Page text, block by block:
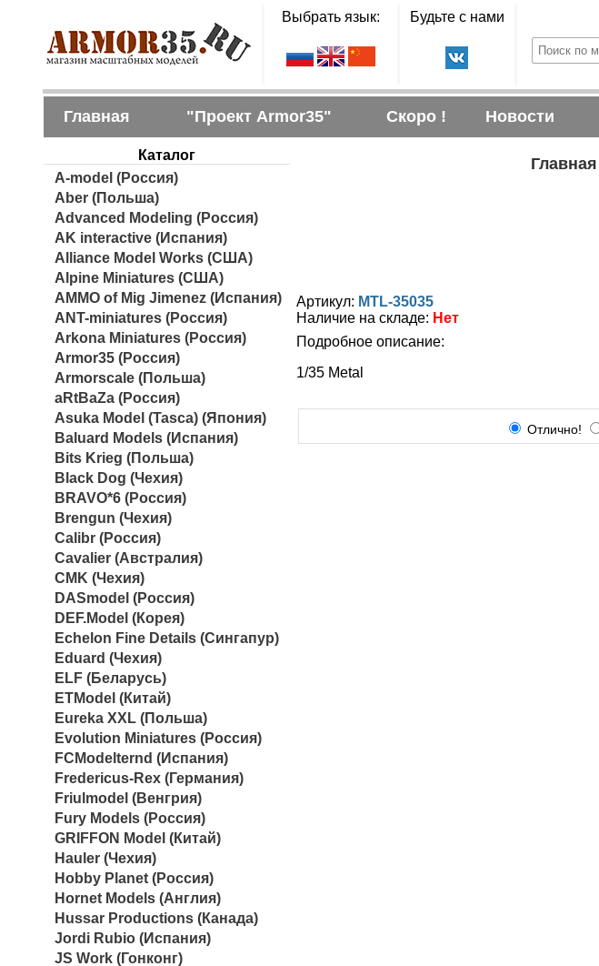
Выбрать язык: Будьте с нами
Главная "Проект Armor35" Скоро ! Новости
Каталог
A-model (Россия)
Aber (Польша)
Advanced Modeling (Россия)
AK interactive (Испания)
Alliance Model Works (США)
Alpine Miniatures (США)
AMMO of Mig Jimenez (Испания)
ANT-miniatures (Россия)
Arkona Miniatures (Россия)
Armor35 (Россия)
Armorscale (Польша)
aRtBaZa (Россия)
Asuka Model (Tasca) (Япония)
Baluard Models (Испания)
Bits Krieg (Польша)
Black Dog (Чехия)
BRAVO*6 (Россия)
Brengun (Чехия)
Calibr (Россия)
Cavalier (Австралия)
CMK (Чехия)
DASmodel (Россия)
DEF.Model (Корея)
Echelon Fine Details (Сингапур)
Eduard (Чехия)
ELF (Беларусь)
ETModel (Китай)
Eureka XXL (Польша)
Evolution Miniatures (Россия)
FCModelternd (Испания)
Fredericus-Rex (Германия)
Friulmodel (Венгрия)
Fury Models (Россия)
GRIFFON Model (Китай)
Hauler (Чехия)
Hobby Planet (Россия)
Hornet Models (Англия)
Hussar Productions (Канада)
Jordi Rubio (Испания)
JS Work (Гонконг)
Главная
Артикул: MTL-35035
Наличие на складе: Нет
Подробное описание:
1/35 Metal
Отлично!